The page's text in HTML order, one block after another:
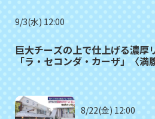
9/3(水) 12:00
巨大チーズの上で仕上げる濃厚
「ラ・セコンダ・カーザ」〈満
8/22(金) 12:00